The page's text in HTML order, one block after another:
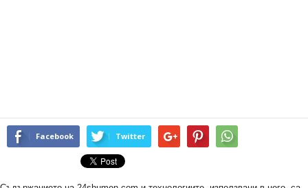
Facebook Twitter